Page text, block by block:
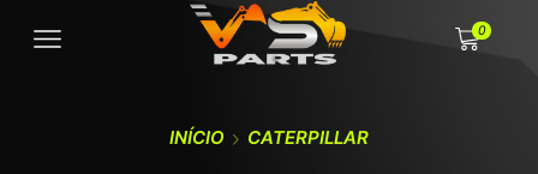
0
INÍCIO CATERPILLAR